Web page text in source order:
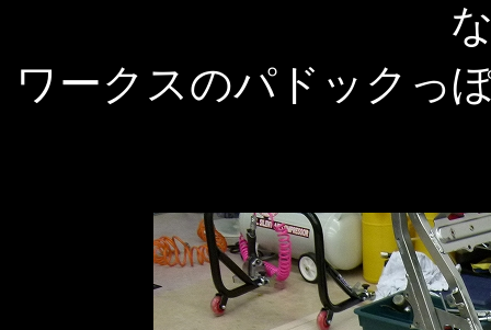
ワークスのパドックっ